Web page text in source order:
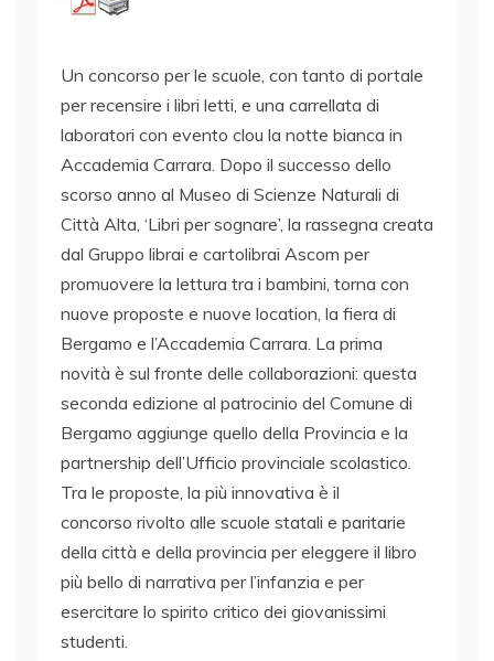
Un concorso per le scuole, con tanto di portale
per recensire i libri letti, e una carrellata di
laboratori con evento clou la notte bianca in
Accademia Carrara. Dopo il successo dello
scorso anno al Museo di Scienze Naturali di
Città Alta, ‘Libri per sognare’, la rassegna creata
dal Gruppo librai e cartolibrai Ascom per
promuovere la lettura tra i bambini, torna con
nuove proposte e nuove location, la fiera di
Bergamo e l’Accademia Carrara. La prima
novità è sul fronte delle collaborazioni: questa
seconda edizione al patrocinio del Comune di
Bergamo aggiunge quello della Provincia e la
partnership dell’Ufficio provinciale scolastico.
Tra le proposte, la più innovativa è il
concorso rivolto alle scuole statali e paritarie
della città e della provincia per eleggere il libro
più bello di narrativa per l’infanzia e per
esercitare lo spirito critico dei giovanissimi
studenti.